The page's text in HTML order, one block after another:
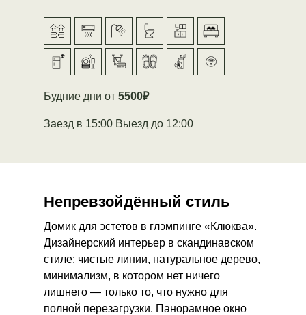
Заезд в 15:00 Выезд до 12:00
Будние дни от 5500₽
Непревзойдённый стиль
Домик для эстетов в глэмпинге «Клюква».
Дизайнерский интерьер в скандинавском
стиле: чистые линии, натуральное дерево,
минимализм, в котором нет ничего
лишнего — только то, что нужно для
полной перезагрузки. Панорамное окно